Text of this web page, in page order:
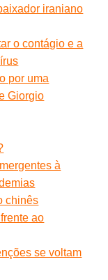
iraniano
o contágio e a
por uma
Giorgio
à
chinês
ao
se voltam